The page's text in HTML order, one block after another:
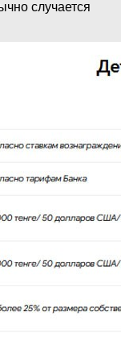
случается